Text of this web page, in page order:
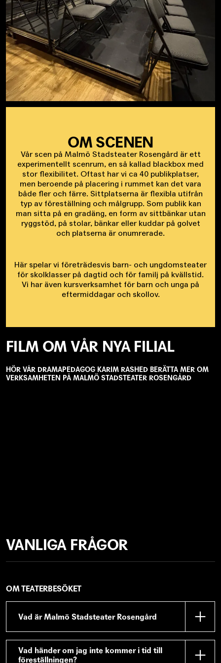
OM SCENEN
Vår scen på Malmö Stadsteater Rosengård är ett
experimentellt scenrum, en så kallad blackbox med
stor flexibilitet. Oftast har vi ca 40 publikplatser,
men beroende på placering i rummet kan det vara
både fler och färre. Sittplatserna är flexibla utifrån
typ av föreställning och målgrupp. Som publik kan
man sitta på en gradäng, en form av sittbänkar utan
ryggstöd, på stolar, bänkar eller kuddar på golvet
och platserna är onumrerade.
Här spelar vi företrädesvis barn- och ungdomsteater
för skolklasser på dagtid och för familj på kvällstid.
Vi har även kursverksamhet för barn och unga på
eftermiddagar och skollov.
FILM OM VÅR NYA FILIAL
HÖR VÅR DRAMAPEDAGOG KARIM RASHED BERÄTTA MER OM
VERKSAMHETEN PÅ MALMÖ STADSTEATER ROSENGÅRD
VANLIGA FRÅGOR
OM TEATERBESÖKET
Vad är Malmö Stadsteater Rosengård
verksamheten i Drömmarnas hus och fått i
Vad händer om jag inte kommer i tid till
föreställningen?